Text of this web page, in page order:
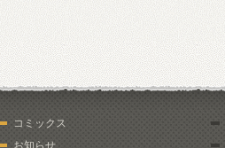
コミックス
お知らせ